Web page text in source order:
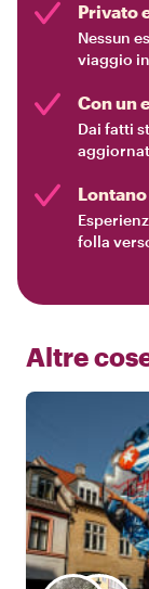
Privato
Nessun
viaggio
Con un
Dai fatti
folla
Altre